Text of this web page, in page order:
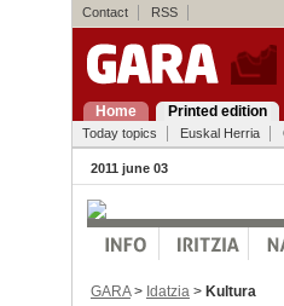
Contact RSS
Home Printed edition
Today topics Euskal Herria
2011 june 03
GARA> Idatzia > Kultura